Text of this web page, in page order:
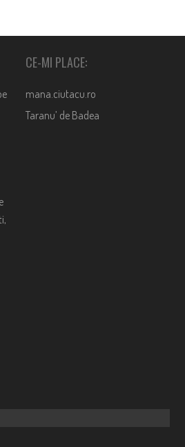
CE-MI PLACE:
mana.ciutacu.ro
Taranu’ de Badea